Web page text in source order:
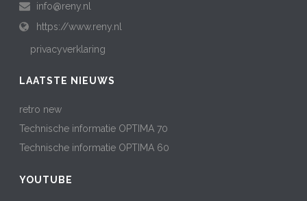
info@reny.nl
https://www.reny.nl
privacyverklaring
LAATSTE NIEUWS
retro new
Technische informatie OPTIMA 70
Technische informatie OPTIMA 60
YOUTUBE